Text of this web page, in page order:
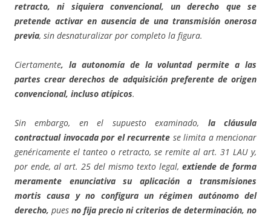
retracto, ni siquiera convencional, un derecho que se
pretende activar en ausencia de una transmisión onerosa
previa, sin desnaturalizar por completo la figura.
Ciertamente, la autonomía de la voluntad permite a las
partes crear derechos de adquisición preferente de origen
convencional, incluso atípicos.
Sin embargo, en el supuesto examinado, la cláusula
contractual invocada por el recurrente se limita a mencionar
genéricamente el tanteo o retracto, se remite al art. 31 LAU y,
por ende, al art. 25 del mismo texto legal, extiende de forma
meramente enunciativa su aplicación a transmisiones
mortis causa y no configura un régimen autónomo del
derecho, pues no fija precio ni criterios de determinación, no